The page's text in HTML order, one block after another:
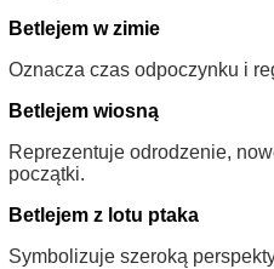
Betlejem w zimie
Oznacza czas odpoczynku i
Betlejem wiosną
Reprezentuje odrodzenie,
początki.
Betlejem z lotu ptaka
Symbolizuje szeroką